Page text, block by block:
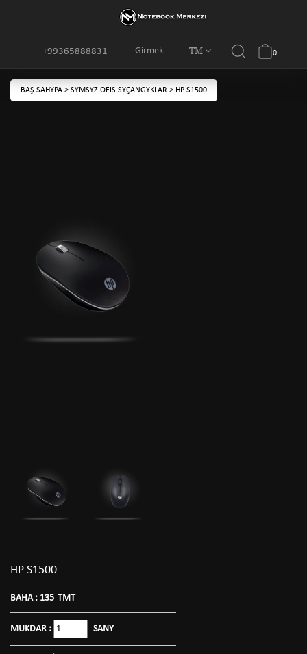
Girmek TM
+99365888831 0
BAŞ SAHYPA > SYMSYZ OFIS SYÇANGYKLAR > HP S1500
HP S1500
BAHA : 135 TMT
MUKDAR : SANY